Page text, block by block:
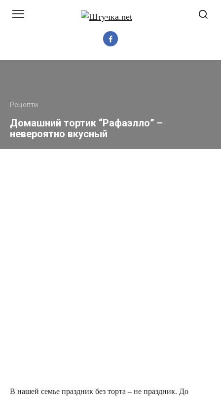
Рецепти
Домашний тортик “Рафаэлло” –
невероятно вкусный
В нашей семье праздник без торта – не праздник. До